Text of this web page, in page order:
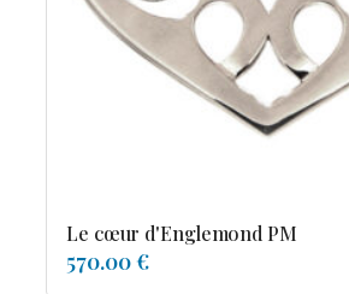
Le cœur d'Englemond PM
570.00 €